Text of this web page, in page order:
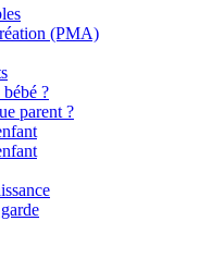
(PMA)
?
parent ?